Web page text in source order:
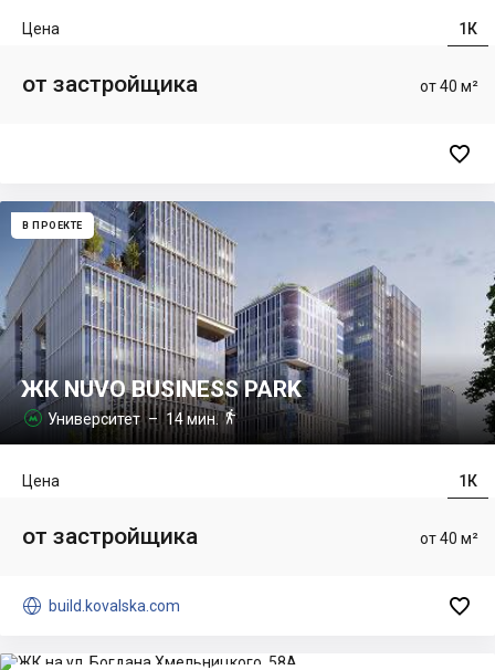
1К
Цена
от 40 м²
от застройщика

В ПРОЕКТЕ
ЖК NUVO BUSINESS PARK
 Университет– 14 мин. 
1К
Цена
от 40 м²
от застройщика
 build.kovalska.com 